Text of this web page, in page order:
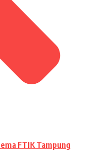
FTIK Tampung